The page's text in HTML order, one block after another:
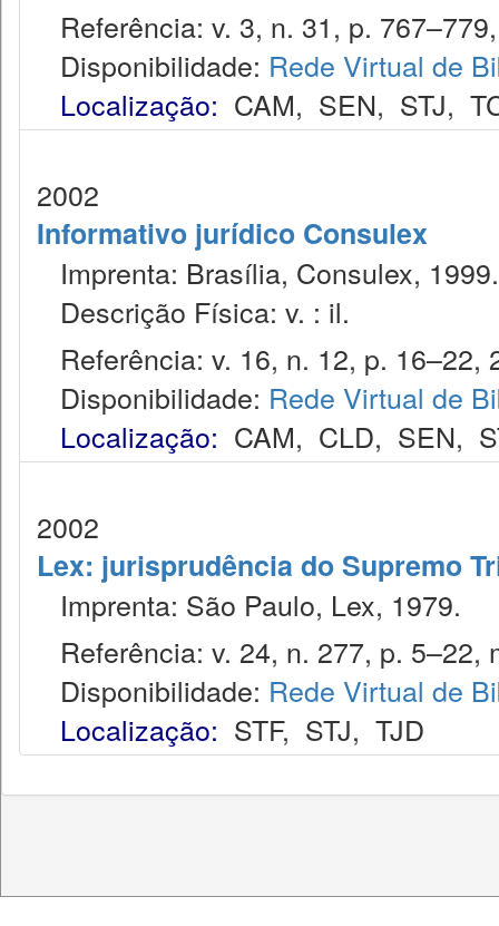
Referência: v. 3, n. 31, p.
Disponibilidade: Rede Virtual de
Localização: CAM, SEN, STJ,
2002
Informativo jurídico Consulex
Imprenta: Brasília, Consulex, 1999.
Descrição Física: v. : il.
Referência: v. 16, n. 12, p. 16–22,
Disponibilidade: Rede Virtual de
Localização: CAM, CLD, SEN,
2002
Lex: jurisprudência do Supremo
Imprenta: São Paulo, Lex, 1979.
Referência: v. 24, n. 277, p. 5–22,
Disponibilidade: Rede Virtual de
Localização: STF, STJ, TJD